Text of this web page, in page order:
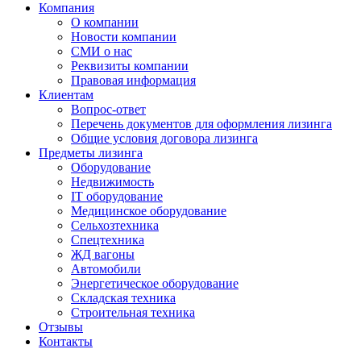
Компания
О компании
Новости компании
СМИ о нас
Реквизиты компании
Правовая информация
Клиентам
Вопрос-ответ
Перечень документов для оформления лизинга
Общие условия договора лизинга
Предметы лизинга
Оборудование
Недвижимость
IT оборудование
Медицинское оборудование
Сельхозтехника
Спецтехника
ЖД вагоны
Автомобили
Энергетическое оборудование
Складская техника
Строительная техника
Отзывы
Контакты